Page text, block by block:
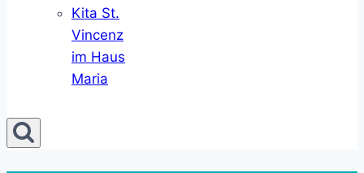
Kita St.
Vincenz
im Haus
Maria